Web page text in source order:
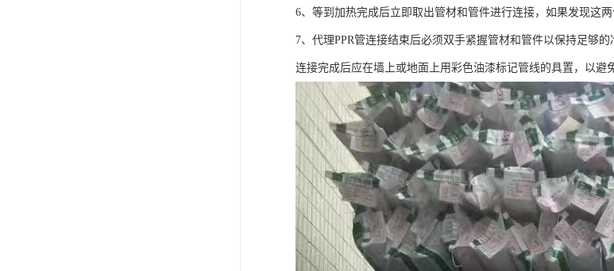
6、等到加热完成后立即取出管材和管件进行连接，如果发现这
7、代理PPR管连接结束后必须双手紧握管材和管件以保持足够
连接完成后应在墙上或地面上用彩色油漆标记管线的具置，以避